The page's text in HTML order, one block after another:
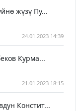
жүзү Пу...
24.01.2023 14:39
Курма...
21.01.2023 18:15
Констит...